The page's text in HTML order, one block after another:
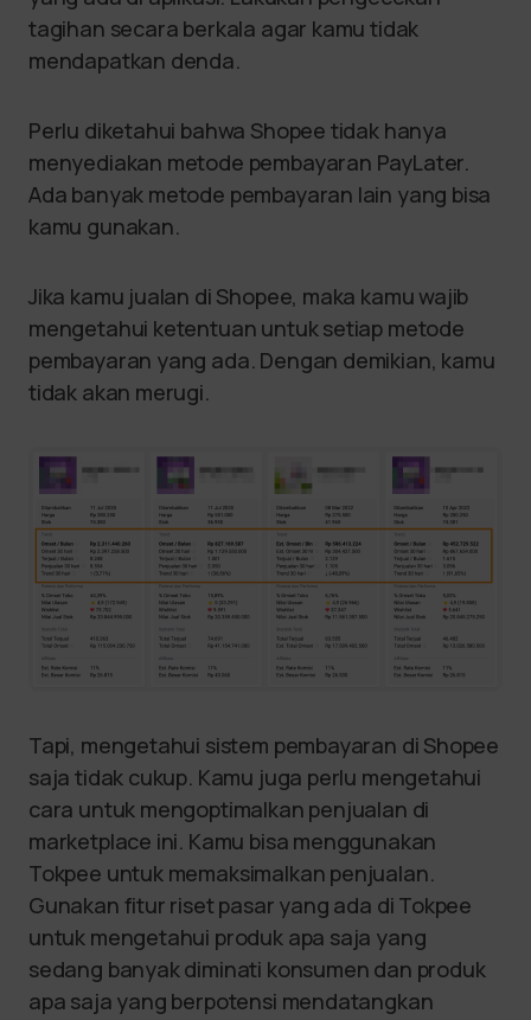
tagihan secara berkala agar kamu tidak
mendapatkan denda.
Perlu diketahui bahwa Shopee tidak hanya
menyediakan metode pembayaran PayLater.
Ada banyak metode pembayaran lain yang bisa
kamu gunakan.
Jika kamu jualan di Shopee, maka kamu wajib
mengetahui ketentuan untuk setiap metode
pembayaran yang ada. Dengan demikian, kamu
tidak akan merugi.
Tapi, mengetahui sistem pembayaran di Shopee
saja tidak cukup. Kamu juga perlu mengetahui
cara untuk mengoptimalkan penjualan di
marketplace ini. Kamu bisa menggunakan
Tokpee untuk memaksimalkan penjualan.
Gunakan fitur riset pasar yang ada di Tokpee
untuk mengetahui produk apa saja yang
sedang banyak diminati konsumen dan produk
apa saja yang berpotensi mendatangkan